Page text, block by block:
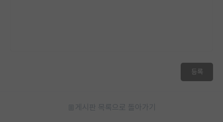
등록
게시판 목록으로 돌아가기